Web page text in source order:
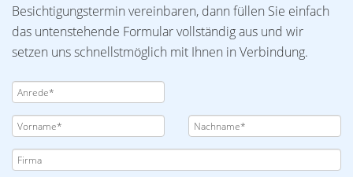
Besichtigungstermin vereinbaren, dann füllen Sie einfach
das untenstehende Formular vollständig aus und wir
setzen uns schnellstmöglich mit Ihnen in Verbindung.